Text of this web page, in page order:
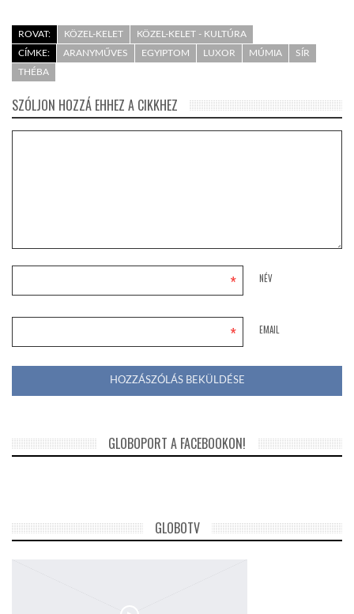
ROVAT: KÖZEL-KELET
KÖZEL-KELET - KULTÚRA
CÍMKE:
ARANYMŰVES EGYIPTOM LUXOR MÚMIA
SÍR
THÉBA
SZÓLJON HOZZÁ EHHEZ A CIKKHEZ
NÉV
*
EMAIL
*
GLOBOPORT A FACEBOOKON!
GLOBOTV